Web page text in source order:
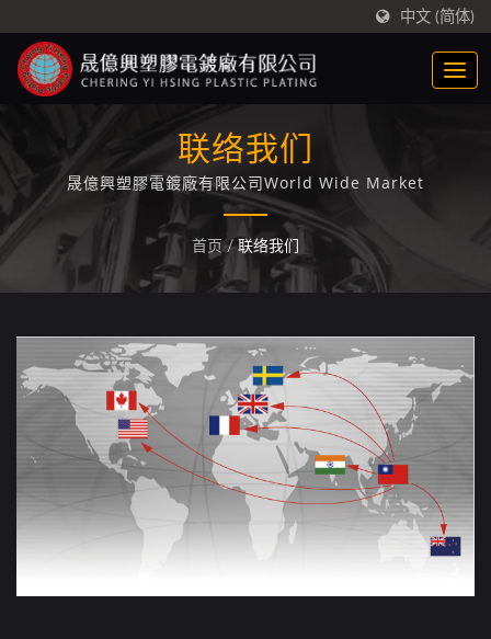
中文 (简体)
联络我们
晟億興塑膠電鍍廠有限公司World Wide Market
首页 / 联络我们